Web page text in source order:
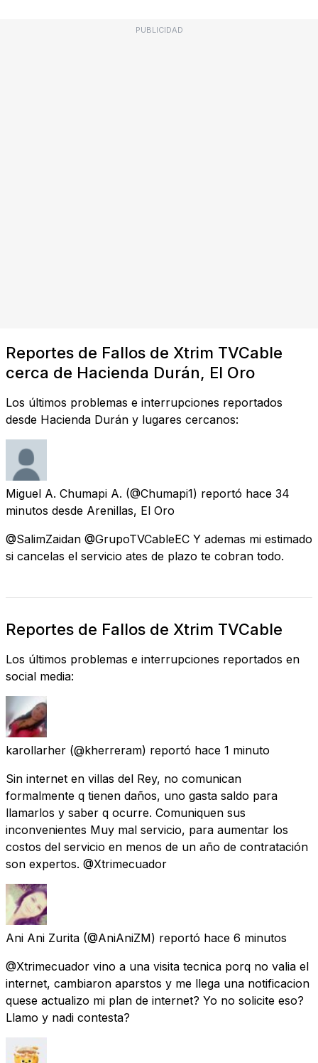
PUBLICIDAD
Reportes de Fallos de Xtrim TVCable
cerca de Hacienda Durán, El Oro
Los últimos problemas e interrupciones reportados
desde Hacienda Durán y lugares cercanos:
Miguel A. Chumapi A. (@Chumapi1) reportó hace 34
minutos desde Arenillas, El Oro
@SalimZaidan @GrupoTVCableEC Y ademas mi estimado
si cancelas el servicio ates de plazo te cobran todo.
Reportes de Fallos de Xtrim TVCable
Los últimos problemas e interrupciones reportados en
social media:
karollarher (@kherreram) reportó hace 1 minuto
Sin internet en villas del Rey, no comunican
formalmente q tienen daños, uno gasta saldo para
llamarlos y saber q ocurre. Comuniquen sus
inconvenientes Muy mal servicio, para aumentar los
costos del servicio en menos de un año de contratación
son expertos. @Xtrimecuador
Ani Ani Zurita (@AniAniZM) reportó hace 6 minutos
@Xtrimecuador vino a una visita tecnica porq no valia el
internet, cambiaron aparstos y me llega una notificacion
quese actualizo mi plan de internet? Yo no solicite eso?
Llamo y nadi contesta?